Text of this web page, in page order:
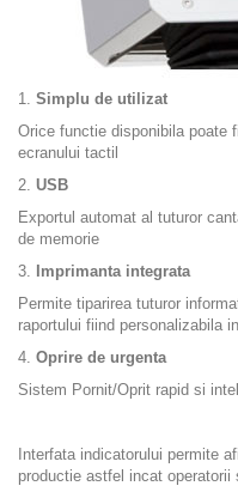
1. Simplu de utilizat
Orice functie disponibila poate
ecranului tactil
2. USB
Exportul automat al tuturor
de memorie
3. Imprimanta integrata
Permite tiparirea tuturor
raportului fiind personalizabila
4. Oprire de urgenta
Sistem Pornit/Oprit rapid si
Interfata indicatorului permite
productie astfel incat operatorii